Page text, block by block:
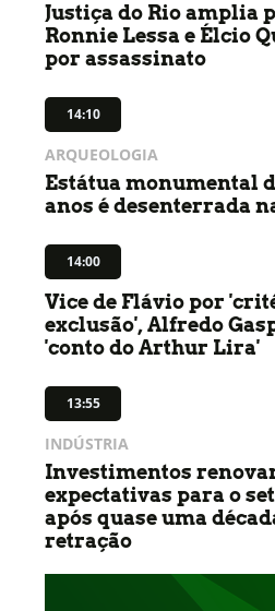
Justiça do Rio amplia
Ronnie Lessa e Élcio
por assassinato
14:10
ARQUEOLOGIA
Estátua monumental
anos é desenterrada
14:00
Vice de Flávio por
exclusão', Alfredo
'conto do Arthur Lira'
13:55
INDÚSTRIA
Investimentos
expectativas para o
após quase uma
retração